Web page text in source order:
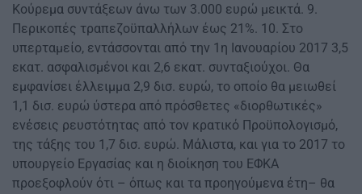
Κούρεμα συντάξεων άνω των 3.000 ευρώ μεικτά. 9.
Περικοπές τραπεζοϋπαλλήλων έως 21%. 10. Στο
υπερταμείο, εντάσσονται από την 1η Ιανουαρίου 2017 3,5
εκατ. ασφαλισμένοι και 2,6 εκατ. συνταξιούχοι. Θα
εμφανίσει έλλειμμα 2,9 δισ. ευρώ, το οποίο θα μειωθεί
1,1 δισ. ευρώ ύστερα από πρόσθετες «διορθωτικές»
ενέσεις ρευστότητας από τον κρατικό Προϋπολογισμό,
της τάξης του 1,7 δισ. ευρώ. Μάλιστα, και για το 2017 το
υπουργείο Εργασίας και η διοίκηση του ΕΦΚΑ
προεξοφλούν ότι – όπως και τα προηγούμενα έτη– θα